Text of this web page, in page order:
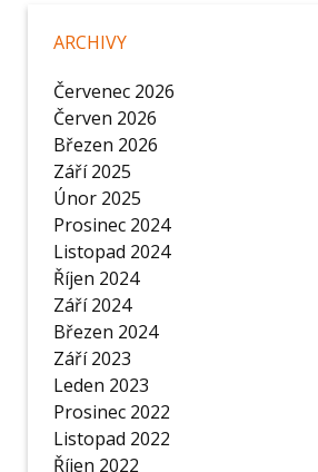
ARCHIVY
Červenec 2026
Červen 2026
Březen 2026
Září 2025
Únor 2025
Prosinec 2024
Listopad 2024
Říjen 2024
Září 2024
Březen 2024
Září 2023
Leden 2023
Prosinec 2022
Listopad 2022
Říjen 2022